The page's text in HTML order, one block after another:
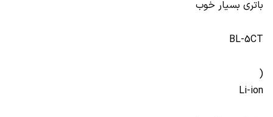
باتری بسیار خوب
BL-5CT
(
Li-ion